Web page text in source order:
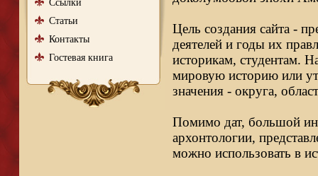
Ссылки
Статьи
Контакты
Гостевая книга
Цель создания сайта -
деятелей и годы их
историкам, студентам.
мировую историю или
значения - округа,
Помимо дат, большой
архонтологии,
можно использовать в